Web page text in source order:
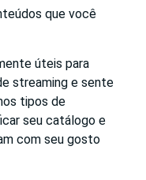
que você
úteis para
streaming e sente
tipos de
seu catálogo e
com seu gosto